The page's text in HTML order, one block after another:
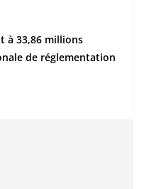
à 33,86 millions
de réglementation